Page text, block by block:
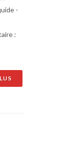
-
: